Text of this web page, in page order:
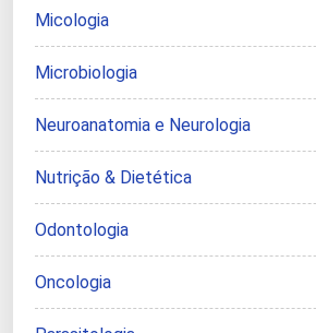
Micologia
Microbiologia
Neuroanatomia e Neurologia
Nutrição & Dietética
Odontologia
Oncologia